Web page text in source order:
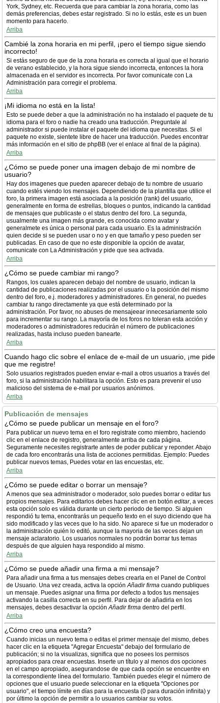
York, Sydney, etc. Recuerda que para cambiar la zona horaria, como las
demás preferencias, debes estar registrado. Si no lo estás, este es un buen
momento para hacerlo.
Arriba
Cambié la zona horaria en mi perfil, ¡pero el tiempo sigue siendo
incorrecto!
Si estás seguro de que de la zona horaria es correcta al igual que el horario
de verano establecido, y la hora sigue siendo incorrecta, entonces la hora
almacenada en el servidor es incorrecta. Por favor comunicate con La
Administración para corregir el problema.
Arriba
¡Mi idioma no está en la lista!
Esto se puede deber a que la administración no ha instalado el paquete de tu
idioma para el foro o nadie ha creado una traducción. Preguntale al
administrador si puede instalar el paquete del idioma que necesitas. Si el
paquete no existe, sientete libre de hacer una traducción. Puedes encontrar
más información en el sitio de phpBB (ver el enlace al final de la página).
Arriba
¿Cómo se puede poner una imagen debajo de mi nombre de
usuario?
Hay dos imagenes que pueden aparecer debajo de tu nombre de usuario
cuando estés viendo los mensajes. Dependiendo de la plantilla que utilice el
foro, la primera imagen está asociada a la posición (rank) del usuario,
generalmente en forma de estrellas, bloques o puntos, indicando la cantidad
de mensajes que publicaste o el status dentro del foro. La segunda,
usualmente una imagen más grande, es conocida como avatar y
generalmete es única o personal para cada usuario. Es la administración
quien decide si se pueden usar o no y en que tamaño y peso pueden ser
publicadas. En caso de que no este disponible la opción de avatar,
comunicate con La Administración y pide que sea activada.
Arriba
¿Cómo se puede cambiar mi rango?
Rangos, los cuales aparecen debajo del nombre de usuario, indican la
cantidad de publicaciones realizadas por el usuario o la posición del mismo
dentro del foro, e.j. moderadores y administradores. En general, no puedes
cambiar tu rango directamente ya que está determinado por la
administración. Por favor, no abuses de mensajeear innecesariamente solo
para incrementar su rango. La mayoría de los foros no toleran esta acción y
moderadores o administradores reducirán el número de publicaciones
realizadas, hasta incluso pueden banearte.
Arriba
Cuando hago clic sobre el enlace de e-mail de un usuario, ¡me pide
que me registre!
Solo usuarios registrados pueden enviar e-mail a otros usuarios a través del
foro, si la administración habilitara la opción. Esto es para prevenir el uso
malicioso del sistema de e-mail por usuarios anónimos.
Arriba
Publicación de mensajes
¿Cómo se puede publicar un mensaje en el foro?
Para publicar un nuevo tema en el foro registrate como miembro, haciendo
clic en el enlace de registro, generalmente arriba de cada página.
Seguramente necesites registrarte antes de poder publicar y reponder. Abajo
de cada foro encontrarás una lista de acciones permitidas. Ejemplo: Puedes
publicar nuevos temas, Puedes votar en las encuestas, etc.
Arriba
¿Cómo se puede editar o borrar un mensaje?
A menos que sea administrador o moderador, solo puedes borrar o editar tus
propios mensajes. Para editarlos debes hacer clic en en botón editar, a veces
esta opción solo es válida durante un cierto periodo de tiempo. Si alguien
respondió tu tema, encontrarás un pequeño texto en el suyo diciendo que ha
sido modificado y las veces que lo ha sido. No aparece si fue un moderador o
la administración quién lo editó, aunque la mayoria de las veces dejan un
mensaje aclaratorio. Los usuarios normales no podrán borrar tus temas
después de que alguien haya respondido al mismo.
Arriba
¿Cómo se puede añadir una firma a mi mensaje?
Para añadir una firma a tus mensajes debes crearla en el Panel de Control
de Usuario. Una vez creada, activa la opciónAñadir firma cuando publiques
un mensaje. Puedes asignar una firma por defecto a todos tus mensajes
activando la casilla correcta en su perfil. Para dejar de añadirla en los
mensajes, debes desactivar la opciónAñadir firma dentro del perfil.
Arriba
¿Cómo creo una encuesta?
Cuando inicias un nuevo tema o editas el primer mensaje del mismo, debes
hacer clic en la etiqueta "Agregar Encuesta" debajo del formulario de
publicación; si no la visualizas, significa que no posees los permisos
apropiados para crear encuestas. Inserte un título y al menos dos opciones
en el campo apropiado, asegurandose de que cada opción se encuentre en
la correspondiente línea del formulario. También puedes elegir el número de
opciones que el usuario puede seleccionar en la etiqueta "Opciones por
usuario", el tiempo límite en días para la encuesta (0 para duración infinita) y
por último la opción de permitir a lo usuarios cambiar su votos.